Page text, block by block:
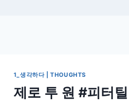
1_생각하다 | THOUGHTS
제로 투 원 #피터틸